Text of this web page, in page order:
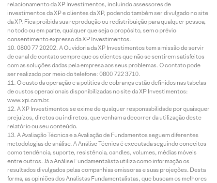
relacionamento da XP Investimentos, incluindo assessores de
investimentos da XP e clientes da XP, podendo também ser divulgado no site
da XP. Fica proibida sua reprodução ou redistribuição para qualquer pessoa,
no todo ou em parte, qualquer que seja o propósito, sem o prévio
consentimento expresso da XP Investimentos.
0800 77 20202. A Ouvidoria da XP Investimentos tem a missão de servir
de canal de contato sempre que os clientes que não se sentirem satisfeitos
com as soluções dadas pela empresa aos seus problemas. O contato pode
ser realizado por meio do telefone: 0800 722 3710.
O custo da operação e a política de cobrança estão definidos nas tabelas
de custos operacionais disponibilizadas no site da XP Investimentos:
www.xpi.com.br.
A XP Investimentos se exime de qualquer responsabilidade por quaisquer
prejuízos, diretos ou indiretos, que venham a decorrer da utilização deste
relatório ou seu conteúdo.
A Avaliação Técnica e a Avaliação de Fundamentos seguem diferentes
metodologias de análise. A Análise Técnica é executada seguindo conceitos
como tendência, suporte, resistência, candles, volumes, médias móveis
entre outros. Já a Análise Fundamentalista utiliza como informação os
resultados divulgados pelas companhias emissoras e suas projeções. Desta
forma, as opiniões dos Analistas Fundamentalistas, que buscam os melhores